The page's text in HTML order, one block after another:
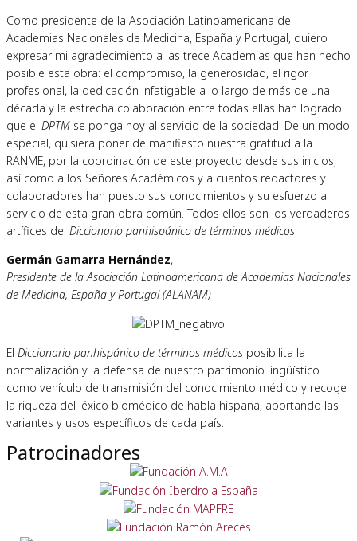
Como presidente de la Asociación Latinoamericana de
Academias Nacionales de Medicina, España y Portugal, quiero
expresar mi agradecimiento a las trece Academias que han hecho
posible esta obra: el compromiso, la generosidad, el rigor
profesional, la dedicación infatigable a lo largo de más de una
década y la estrecha colaboración entre todas ellas han logrado
que el DPTM se ponga hoy al servicio de la sociedad. De un modo
especial, quisiera poner de manifiesto nuestra gratitud a la
RANME, por la coordinación de este proyecto desde sus inicios,
así como a los Señores Académicos y a cuantos redactores y
colaboradores han puesto sus conocimientos y su esfuerzo al
servicio de esta gran obra común. Todos ellos son los verdaderos
artífices del Diccionario panhispánico de términos médicos
Germán Gamarra Hernández,
Presidente de la Asociación Latinoamericana de Academias Nacionales
de Medicina, España y Portugal (ALANAM)
El Diccionario panhispánico de términos médicos posibilita la
normalización y la defensa de nuestro patrimonio lingüístico
como vehículo de transmisión del conocimiento médico y recoge
la riqueza del léxico biomédico de habla hispana, aportando las
variantes y usos específicos de cada país.
Patrocinadores